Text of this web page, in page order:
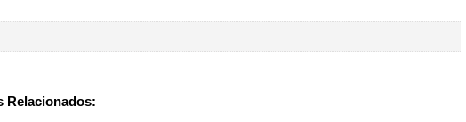
Relacionados: